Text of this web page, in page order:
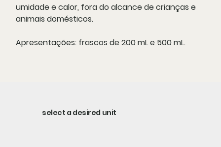
umidade e calor, fora do alcance de crianças e
animais domésticos.
Apresentações: frascos de 200 mL e 500 mL.
select a desired unit